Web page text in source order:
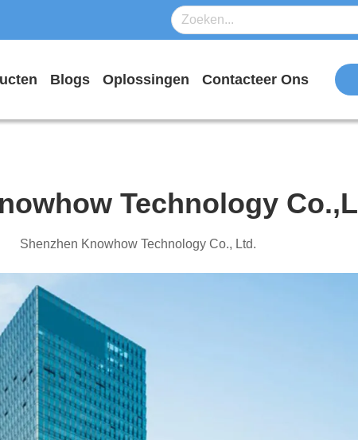
Blogs Oplossingen Contacteer Ons
Technology
Shenzhen Knowhow Technology Co., Ltd.